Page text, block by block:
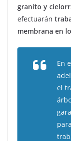
granito y
efectuarán
membrana en
En
el